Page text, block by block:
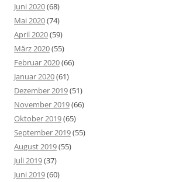
Juni 2020(68)
Mai 2020(74)
April 2020(59)
März 2020(55)
Februar 2020(66)
Januar 2020(61)
Dezember 2019(51)
November 2019(66)
Oktober 2019(65)
September 2019(55)
August 2019(55)
Juli 2019(37)
Juni 2019(60)